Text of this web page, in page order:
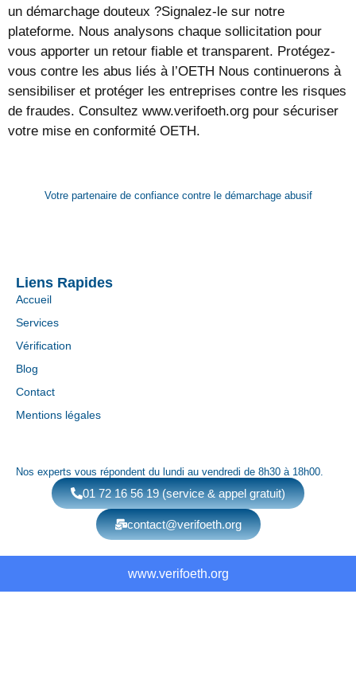
un démarchage douteux ?Signalez-le sur notre
plateforme. Nous analysons chaque sollicitation pour
vous apporter un retour fiable et transparent. Protégez-
vous contre les abus liés à l’OETH Nous continuerons à
sensibiliser et protéger les entreprises contre les risques
de fraudes. Consultez www.verifoeth.org pour sécuriser
votre mise en conformité OETH.
Votre partenaire de confiance contre le démarchage abusif
Liens Rapides
Accueil
Services
Vérification
Blog
Contact
Mentions légales
Nos experts vous répondent du lundi au vendredi de 8h30 à 18h00.
01 72 16 56 19 (service & appel gratuit)
contact@verifoeth.org
www.verifoeth.org